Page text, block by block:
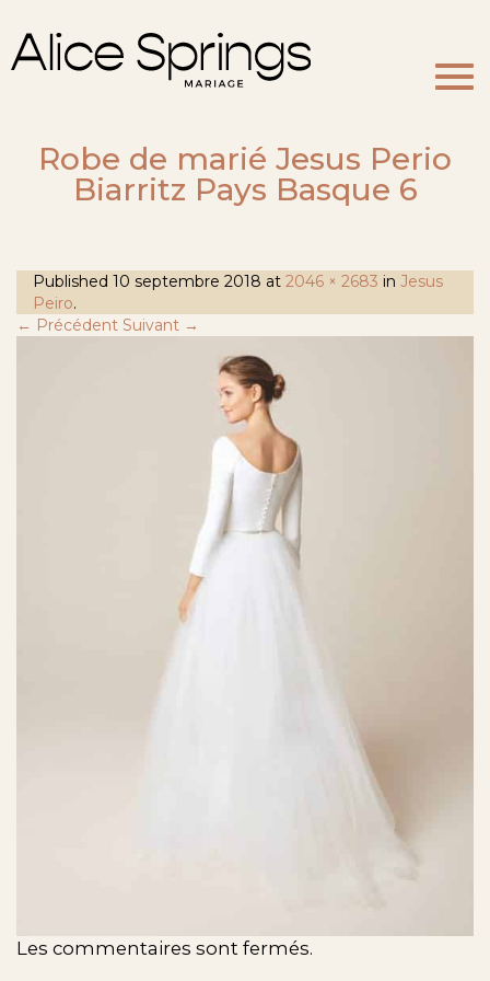
Robe de marié Jesus Perio
Biarritz Pays Basque 6
Published 10 septembre 2018 at 2046 × 2683 in Jesus
Peiro.
← Précédent Suivant →
Les commentaires sont fermés.